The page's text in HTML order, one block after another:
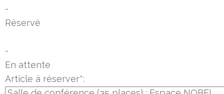
-
Réservé
-
En attente
Article à réserver*: